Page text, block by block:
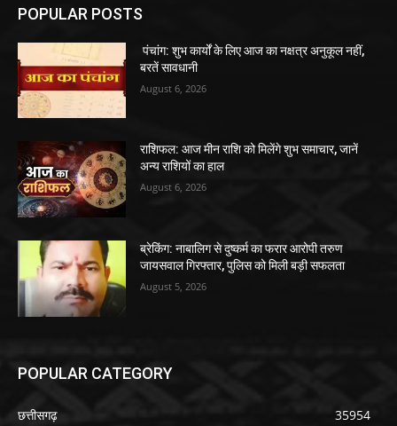
POPULAR POSTS
पंचांग: शुभ कार्यों के लिए आज का नक्षत्र अनुकूल नहीं,
बरतें सावधानी
August 6, 2026
राशिफल: आज मीन राशि को मिलेंगे शुभ समाचार, जानें
अन्य राशियों का हाल
August 6, 2026
ब्रेकिंग: नाबालिग से दुष्कर्म का फरार आरोपी तरुण
जायसवाल गिरफ्तार, पुलिस को मिली बड़ी सफलता
August 5, 2026
POPULAR CATEGORY
छत्तीसगढ़
35954